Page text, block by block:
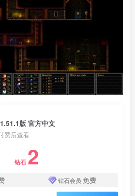
版 官方中文
费后查看
钻石 2
钻石会员 免费